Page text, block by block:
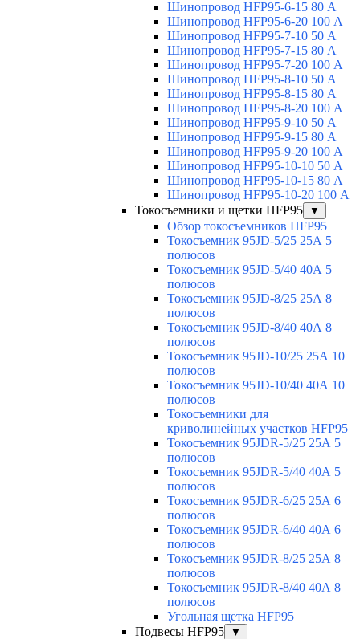
Шинопровод HFP95-6-15 80 А
Шинопровод HFP95-6-20 100 А
Шинопровод HFP95-7-10 50 А
Шинопровод HFP95-7-15 80 А
Шинопровод HFP95-7-20 100 А
Шинопровод HFP95-8-10 50 А
Шинопровод HFP95-8-15 80 А
Шинопровод HFP95-8-20 100 А
Шинопровод HFP95-9-10 50 А
Шинопровод HFP95-9-15 80 А
Шинопровод HFP95-9-20 100 А
Шинопровод HFP95-10-10 50 А
Шинопровод HFP95-10-15 80 А
Шинопровод HFP95-10-20 100 А
Токосъемники и щетки HFP95
▼
Обзор токосъемников HFP95
Токосъемник 95JD-5/25 25А 5
полюсов
Токосъемник 95JD-5/40 40А 5
полюсов
Токосъемник 95JD-8/25 25А 8
полюсов
Токосъемник 95JD-8/40 40А 8
полюсов
Токосъемник 95JD-10/25 25А 10
полюсов
Токосъемник 95JD-10/40 40А 10
полюсов
Токосъемники для
криволинейных участков HFP95
Токосъемник 95JDR-5/25 25А 5
полюсов
Токосъемник 95JDR-5/40 40А 5
полюсов
Токосъемник 95JDR-6/25 25А 6
полюсов
Токосъемник 95JDR-6/40 40А 6
полюсов
Токосъемник 95JDR-8/25 25А 8
полюсов
Токосъемник 95JDR-8/40 40А 8
полюсов
Угольная щетка HFP95
Подвесы HFP95
▼